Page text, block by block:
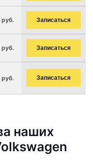
руб. Записаться
руб. Записаться
руб. Записаться
наших